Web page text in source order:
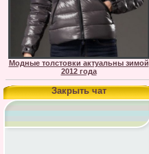
Модные толстовки актуальны зимой
2012 года
Закрыть чат